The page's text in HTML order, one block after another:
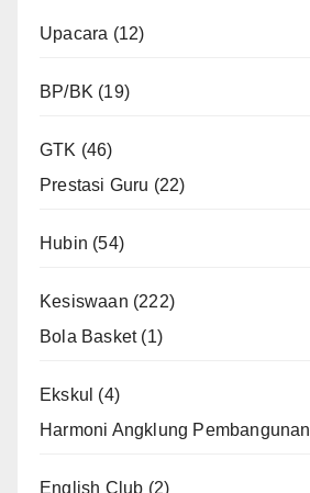
Upacara (12)
BP/BK (19)
GTK (46)
Prestasi Guru (22)
Hubin (54)
Kesiswaan (222)
Bola Basket(1)
Ekskul (4)
Harmoni Angklung Pembangunan
English Club (2)